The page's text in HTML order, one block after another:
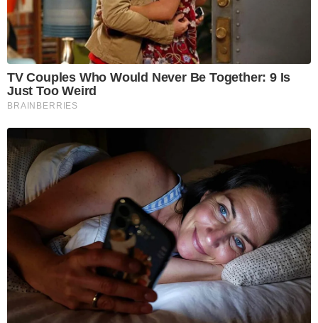
TV Couples Who Would Never Be Together: 9 Is
Just Too Weird
BRAINBERRIES